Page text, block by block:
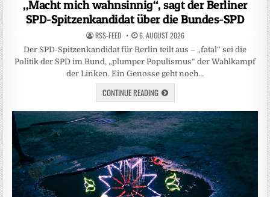
„Macht mich wahnsinnig“, sagt der Berliner
SPD-Spitzenkandidat über die Bundes-SPD
RSS-FEED 6. AUGUST 2026
Der SPD-Spitzenkandidat für Berlin teilt aus – „fatal“ sei die
Politik der SPD im Bund, „plumper Populismus“ der Wahlkampf
der Linken. Ein Genosse geht noch…
CONTINUE READING